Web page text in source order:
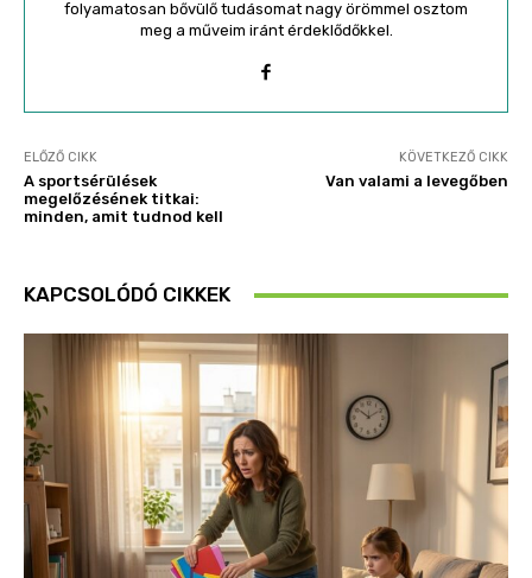
folyamatosan bővülő tudásomat nagy örömmel osztom
meg a műveim iránt érdeklődőkkel.
ELŐZŐ CIKK
A sportsérülések
megelőzésének titkai:
minden, amit tudnod kell
KÖVETKEZŐ CIKK
Van valami a levegőben
KAPCSOLÓDÓ CIKKEK